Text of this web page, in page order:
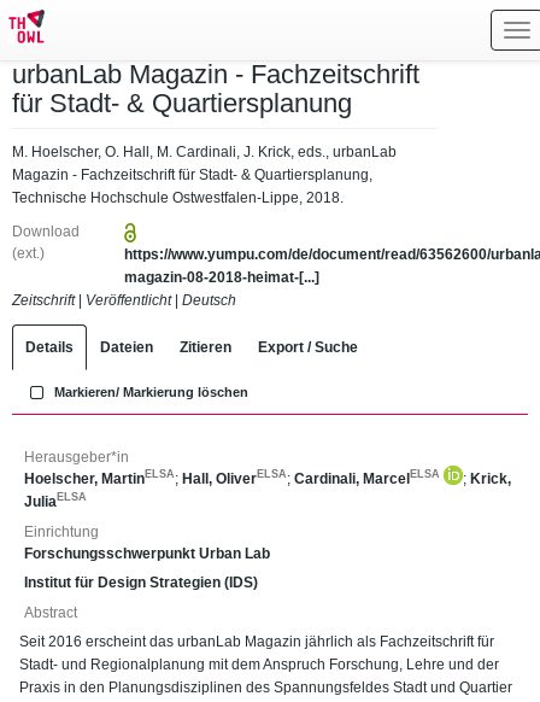
urbanLab Magazin - Fachzeitschrift
für Stadt- & Quartiersplanung
M. Hoelscher, O. Hall, M. Cardinali, J. Krick, eds., urbanLab
Magazin - Fachzeitschrift für Stadt- & Quartiersplanung,
Technische Hochschule Ostwestfalen-Lippe, 2018.
Download
(ext.)
https://www.yumpu.com/de/document/read/63562600/
magazin-08-2018-heimat-[...]
Zeitschrift| Veröffentlicht| Deutsch
Details Dateien Zitieren Export / Suche
Markieren/ Markierung löschen
Herausgeber*in
Hoelscher, Martin ELSA ; Hall, Oliver ELSA ; Cardinali, Marcel ELSA ; Krick,
Julia ELSA
Einrichtung
Forschungsschwerpunkt Urban Lab
Institut für Design Strategien (IDS)
Abstract
Seit 2016 erscheint das urbanLab Magazin jährlich als Fachzeitschrift für
Stadt- und Regionalplanung mit dem Anspruch Forschung, Lehre und der
Praxis in den Planungsdisziplinen des Spannungsfeldes Stadt und Quartier